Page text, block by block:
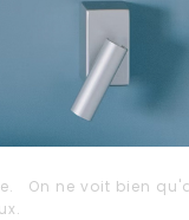
On ne voit bien